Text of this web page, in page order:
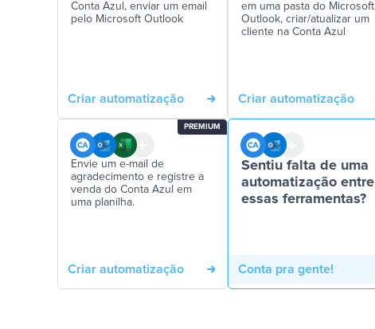
Conta Azul, enviar um email
pelo Microsoft Outlook
Criar automatização
em uma pasta do Microsoft
Outlook, criar/atualizar um
cliente na Conta Azul
Criar automatização
PREMIUM
Envie um e-mail de
agradecimento e registre a
venda do Conta Azul em
uma planilha.
Criar automatização
Sentiu falta de uma
automatização entre
essas ferramentas?
Conta pra gente!